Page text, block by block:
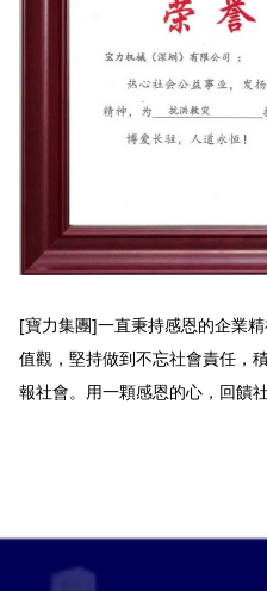
[寶力集團]一直秉持感恩的企業
值觀，堅持做到不忘社會責任，
報社會。用一顆感恩的心，回饋